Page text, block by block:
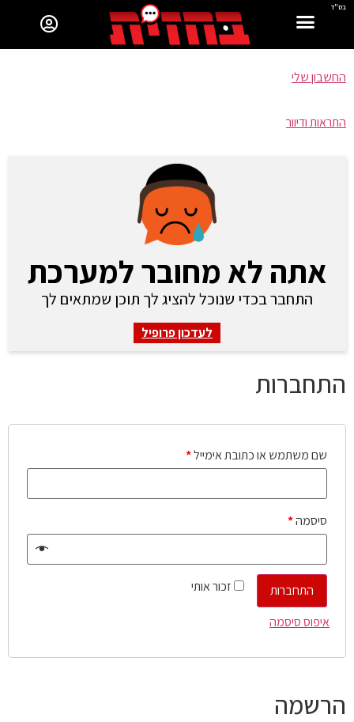
בס"ד
החשבון שלי
התראות ודיוור
אתה לא מחובר למערכת
התחבר בכדי שנוכל להציג לך תוכן שמתאים לך
לעדכון פרופיל
התחברות
שם משתמש או כתובת אימייל*
סיסמה*
זכור אותי
התחברות
איפוס סיסמה
הרשמה